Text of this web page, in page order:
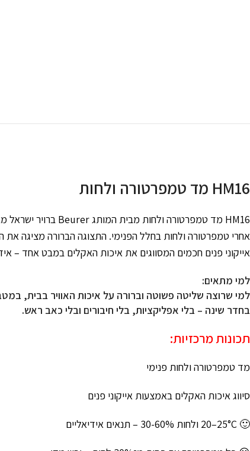
HM16 מד טמפרטורה ולחות
HM16 מד טמפרטורה ולחות מבית המותג Beurer ברויר ישראל
אחרי טמפרטורה ולחות בחלל הפנימי. התצוגה הברורה מציגה את
אייקוני פנים חכמים המסווגים את איכות האקלים במבט אחד –
למי מתאים:
למי שרוצה שליטה פשוטה וברורה על איכות האוויר בבית,
בחדר שינה – בלי אפליקציות, בלי חיבורים ובלי כאב ראש.
תכונות מרכזיות:
מד טמפרטורה ולחות פנימי
סיווג איכות האקלים באמצעות אייקוני פנים
🙂 ‎20–25°C ולחות 30-60% – תנאים אידיאליים